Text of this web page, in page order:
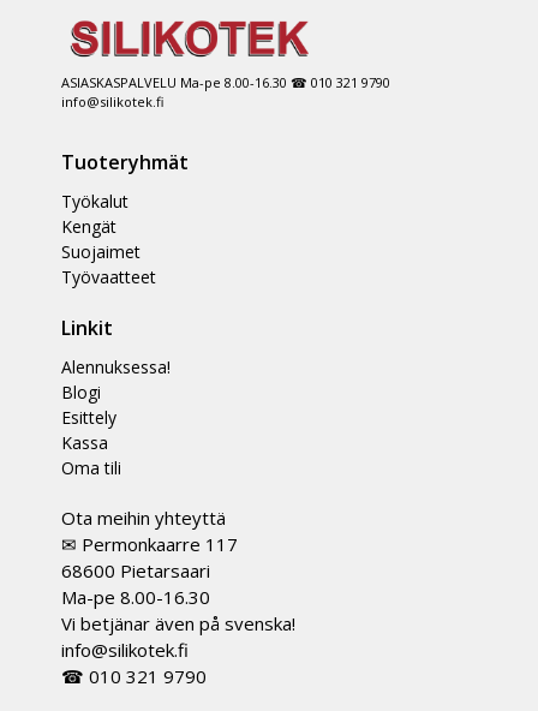
ASIASKASPALVELU Ma-pe 8.00-16.30 ☎ 010 321 9790
info@silikotek.fi
Tuoteryhmät
Työkalut
Kengät
Suojaimet
Työvaatteet
Linkit
Alennuksessa!
Blogi
Esittely
Kassa
Oma tili
Ota meihin yhteyttä
✉ Permonkaarre 117
68600 Pietarsaari
Ma-pe 8.00-16.30
Vi betjänar även på svenska!
info@silikotek.fi
☎ 010 321 9790